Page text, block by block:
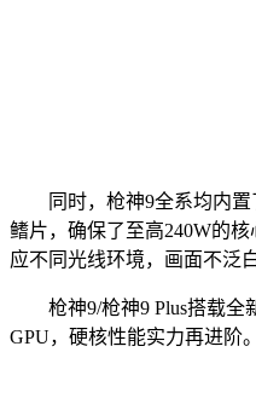
同时，枪神9全系均内置了
鳍片，确保了至高240W的
应不同光线环境，画面不泛
枪神9/枪神9 Plus搭载全新
GPU，硬核性能实力再进阶